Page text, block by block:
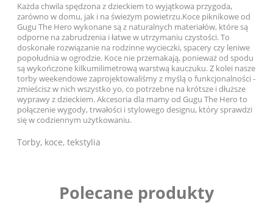
Każda chwila spędzona z dzieckiem to wyjątkowa przygoda,
zarówno w domu, jak i na świeżym powietrzu.Koce piknikowe od
Gugu The Hero wykonane są z naturalnych materiałów, które są
odporne na zabrudzenia i łatwe w utrzymaniu czystości. To
doskonałe rozwiązanie na rodzinne wycieczki, spacery czy leniwe
popołudnia w ogrodzie. Koce nie przemakają, ponieważ od spodu
są wykończone kilkumilimetrową warstwą kauczuku. Z kolei nasze
torby weekendowe zaprojektowaliśmy z myślą o funkcjonalności -
zmieścisz w nich wszystko yo, co potrzebne na krótsze i dłuższe
wyprawy z dzieckiem. Akcesoria dla mamy od Gugu The Hero to
połączenie wygody, trwałości i stylowego designu, który sprawdzi
się w codziennym użytkowaniu.
Torby, koce, tekstylia
Polecane produkty